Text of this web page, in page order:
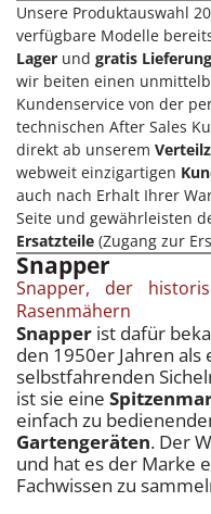
Unsere Produktauswahl
verfügbare Modelle
Lager und gratis Lieferung
wir beiten einen
Kundenservice von der
technischen After Sales
direkt ab unserem
webweit einzigartigen
auch nach Erhalt Ihrer
Seite und gewährleisten
Ersatzteile (Zugang zur
Snapper
Snapper, der
Rasenmähern
Snapper ist dafür
den 1950er Jahren als
selbstfahrenden
ist sie eine
einfach zu
Gartengeräten. Der
und hat es der Marke
Fachwissen zu